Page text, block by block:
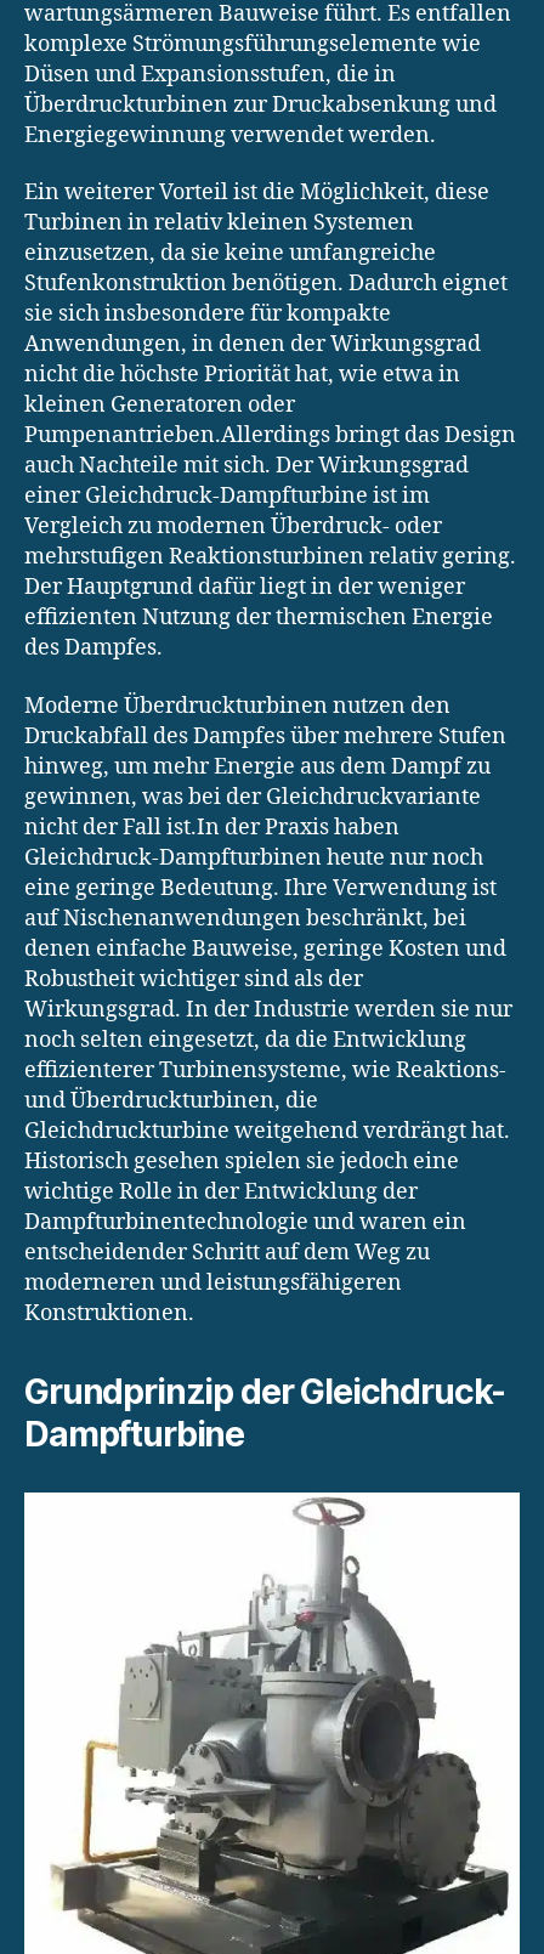
wartungsärmeren Bauweise führt. Es entfallen
komplexe Strömungsführungselemente wie
Düsen und Expansionsstufen, die in
Überdruckturbinen zur Druckabsenkung und
Energiegewinnung verwendet werden.
Ein weiterer Vorteil ist die Möglichkeit, diese
Turbinen in relativ kleinen Systemen
einzusetzen, da sie keine umfangreiche
Stufenkonstruktion benötigen. Dadurch eignet
sie sich insbesondere für kompakte
Anwendungen, in denen der Wirkungsgrad
nicht die höchste Priorität hat, wie etwa in
kleinen Generatoren oder
Pumpenantrieben.Allerdings bringt das Design
auch Nachteile mit sich. Der Wirkungsgrad
einer Gleichdruck-Dampfturbine ist im
Vergleich zu modernen Überdruck- oder
mehrstufigen Reaktionsturbinen relativ gering.
Der Hauptgrund dafür liegt in der weniger
effizienten Nutzung der thermischen Energie
des Dampfes.
Moderne Überdruckturbinen nutzen den
Druckabfall des Dampfes über mehrere Stufen
hinweg, um mehr Energie aus dem Dampf zu
gewinnen, was bei der Gleichdruckvariante
nicht der Fall ist.In der Praxis haben
Gleichdruck-Dampfturbinen heute nur noch
eine geringe Bedeutung. Ihre Verwendung ist
auf Nischenanwendungen beschränkt, bei
denen einfache Bauweise, geringe Kosten und
Robustheit wichtiger sind als der
Wirkungsgrad. In der Industrie werden sie nur
noch selten eingesetzt, da die Entwicklung
effizienterer Turbinensysteme, wie Reaktions-
und Überdruckturbinen, die
Gleichdruckturbine weitgehend verdrängt hat.
Historisch gesehen spielen sie jedoch eine
wichtige Rolle in der Entwicklung der
Dampfturbinentechnologie und waren ein
entscheidender Schritt auf dem Weg zu
moderneren und leistungsfähigeren
Konstruktionen.
Grundprinzip der Gleichdruck-
Dampfturbine